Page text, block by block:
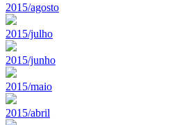
2015/agosto
2015/julho
2015/junho
2015/maio
2015/abril